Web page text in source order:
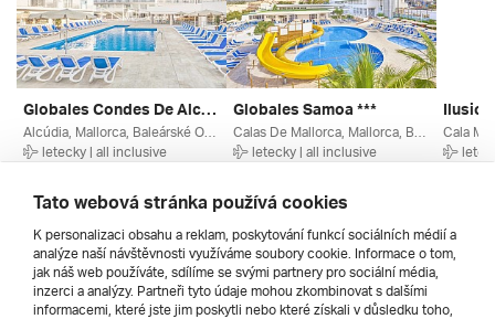
Globales Condes De Alcudia ***
letecky | all inclusive
18 490 Kč
Globales Samoa ***
letecky | all inclusive
21 690 Kč
Všechny
Tato webová stránka používá cookies
K personalizaci obsahu a reklam, poskytování funkcí sociálních médií a
analýze naší návštěvnosti využíváme soubory cookie. Informace o tom,
jak náš web používáte, sdílíme se svými partnery pro sociální média,
inzerci a analýzy. Partneři tyto údaje mohou zkombinovat s dalšími
informacemi, které jste jim poskytli nebo které získali v důsledku toho,